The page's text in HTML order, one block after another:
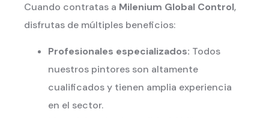
Cuando contratas a Milenium Global Control,
disfrutas de múltiples beneficios:
Profesionales especializados: Todos
nuestros pintores son altamente
cualificados y tienen amplia experiencia
en el sector.